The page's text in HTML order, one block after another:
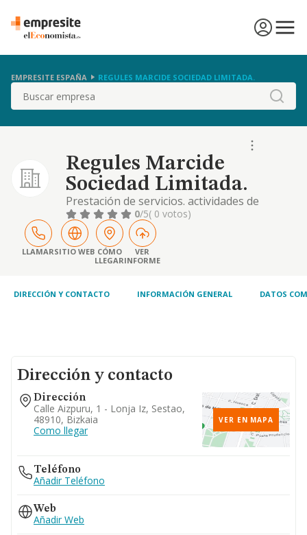
EMPRESITE ESPAÑA REGULES MARCIDE SOCIEDAD LIMITADA.
Buscar
Regules Marcide
Sociedad Limitada.
Prestación de servicios. actividades de
gestión y administración. servicios
educativos, sanitarios, de ocio y
entretenimiento. venta de loterías y
apuestas del estado
0/5( 0 votos)
LLAMARSITIO WEB CÓMO
LLEGAR
VER
INFORME
DIRECCIÓN Y CONTACTO INFORMACIÓN GENERAL DATOS
Dirección y contacto
Dirección
Calle Aizpuru, 1 - Lonja Iz, Sestao,
48910, Bizkaia
Como llegar
VER EN MAPA
Teléfono
Añadir Teléfono
Web
Añadir Web